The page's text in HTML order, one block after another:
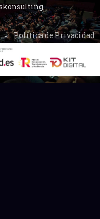
Política de Privacidad